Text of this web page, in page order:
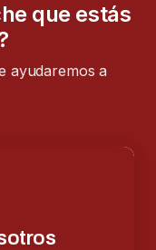
que estás
ayudaremos a